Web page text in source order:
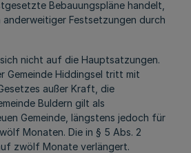
Bebauungspläne handelt,
Festsetzungen durch
nicht auf die Hauptsatzungen.
Gemeinde Hiddingsel tritt mit
außer Kraft, die
Buldern gilt als
Gemeinde, längstens jedoch für
Monaten. Die in § 5 Abs. 2
zwölf Monate verlängert.